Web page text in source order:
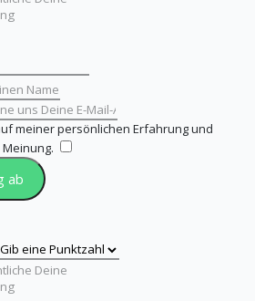
meiner persönlichen Erfahrung und
ab